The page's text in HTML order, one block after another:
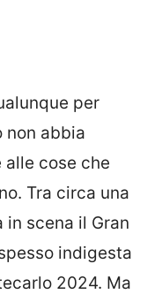
per
non abbia
cose che
Tra circa una
scena il Gran
indigesta
2024. Ma